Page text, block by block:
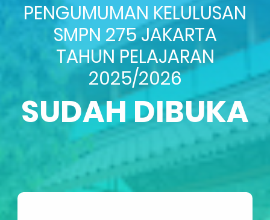
PENGUMUMAN KELULUSAN
SMPN 275 JAKARTA
TAHUN PELAJARAN
2025/2026
SUDAH DIBUKA